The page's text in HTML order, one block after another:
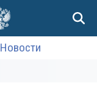
Новости